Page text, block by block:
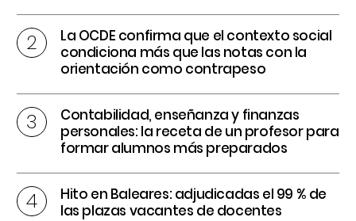
La OCDE confirma que el contexto social
condiciona más que las notas con la
orientación como contrapeso
Contabilidad, enseñanza y finanzas
personales: la receta de un profesor para
formar alumnos más preparados
Hito en Baleares: adjudicadas el 99 % de
las plazas vacantes de docentes